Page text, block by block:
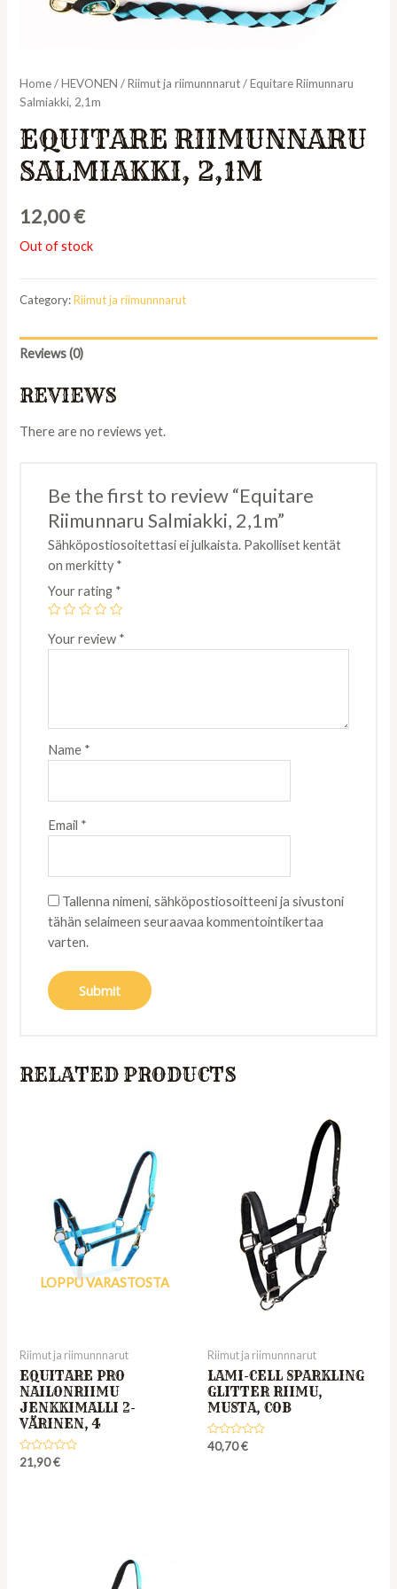
Home/HEVONEN /Riimut ja riimunnnarut/ Equitare Riimunnaru
Salmiakki, 2,1m
EQUITARE RIIMUNNARU
SALMIAKKI, 2,1M
12,00€
Out of stock
Category:Riimut ja riimunnnarut
Reviews (0)
REVIEWS
There are no reviews yet.
Be the first to review “Equitare
Riimunnaru Salmiakki, 2,1m”
Sähköpostiosoitettasi ei julkaista. Pakolliset kentät
on merkitty*
Your rating *
Your review *
Name *
Email *
Tallenna nimeni, sähköpostiosoitteeni ja sivustoni
tähän selaimeen seuraavaa kommentointikertaa
varten.
RELATED PRODUCTS
LOPPU VARASTOSTA
Riimut ja riimunnnarut
EQUITARE PRO
NAILONRIIMU
JENKKIMALLI 2-
VÄRINEN, 4
Rated
21,90€
Riimut ja riimunnnarut
LAMI-CELL SPARKLING
GLITTER RIIMU,
MUSTA, COB
Rated
40,70€